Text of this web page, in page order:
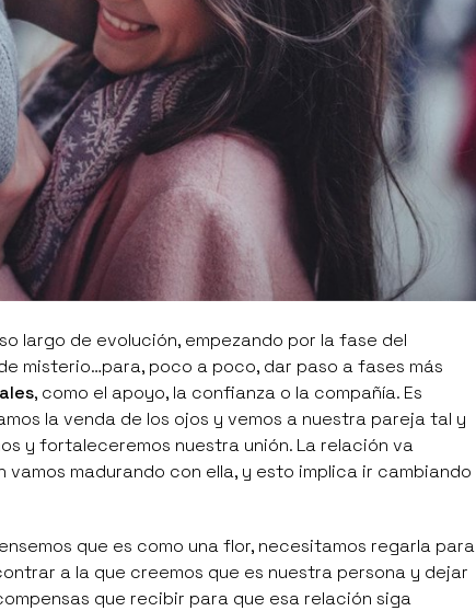
largo de evolución, empezando por la fase del
misterio…para, poco a poco, dar paso a fases más
, como el apoyo, la confianza o la compañía. Es
la venda de los ojos y vemos a nuestra pareja tal y
y fortaleceremos nuestra unión. La relación va
madurando con ella, y esto implica ir cambiando
que es como una flor, necesitamos regarla para
a la que creemos que es nuestra persona y dejar
que recibir para que esa relación siga